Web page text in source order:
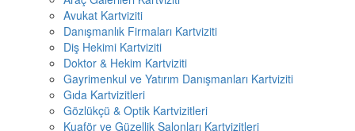
Avukat Kartviziti
Danışmanlık Firmaları Kartviziti
Diş Hekimi Kartviziti
Doktor & Hekim Kartviziti
Gayrimenkul ve Yatırım Danışmanları Kartviziti
Gıda Kartvizitleri
Gözlükçü & Optik Kartvizitleri
Kuaför ve Güzellik Salonları Kartvizitleri